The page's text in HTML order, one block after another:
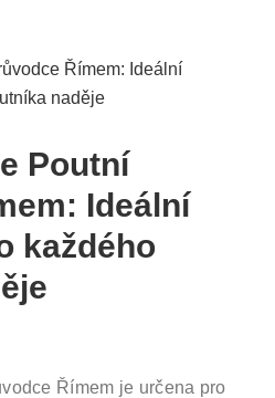
Poutní
Ideální
každého
Římem je určena pro